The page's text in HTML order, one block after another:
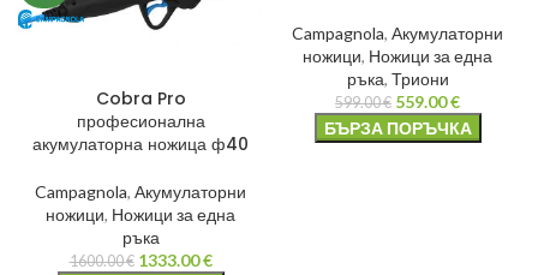
Cobra Pro
професионална
акумулаторна ножица ф40
Campagnola, Акумулаторни
ножици, Ножици за една
ръка
1600.00€ 1333.00€
Campagnola, Акумулаторни
ножици, Ножици за една
ръка, Триони
599.00€ 559.00€
БЪРЗА ПОРЪЧКА